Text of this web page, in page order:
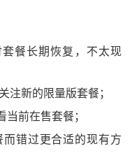
餐长期恢复，不太现
注新的限量版套餐；
前在售套餐；
错过更合适的现有方